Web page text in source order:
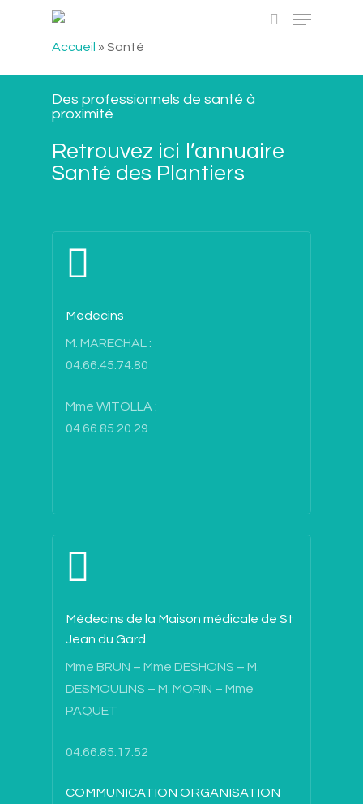
Hit enter to search or ESC to close
Accueil » Santé
Des professionnels de santé à
proximité
Retrouvez ici l’annuaire
Santé des Plantiers
Médecins
M. MARECHAL :
04.66.45.74.80
Mme WITOLLA :
04.66.85.20.29
Médecins de la Maison médicale de St
Jean du Gard
Mme BRUN – Mme DESHONS – M.
DESMOULINS – M. MORIN – Mme
PAQUET
04.66.85.17.52
COMMUNICATION ORGANISATION